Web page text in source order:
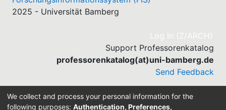
2025 - Universität Bamberg
Log In (Z/ARCH)
Support Professorenkatalog
professorenkatalog(at)uni-bamberg.de
Send Feedback
We collect and process your personal information for the
following purposes: Authentication, Preferences,